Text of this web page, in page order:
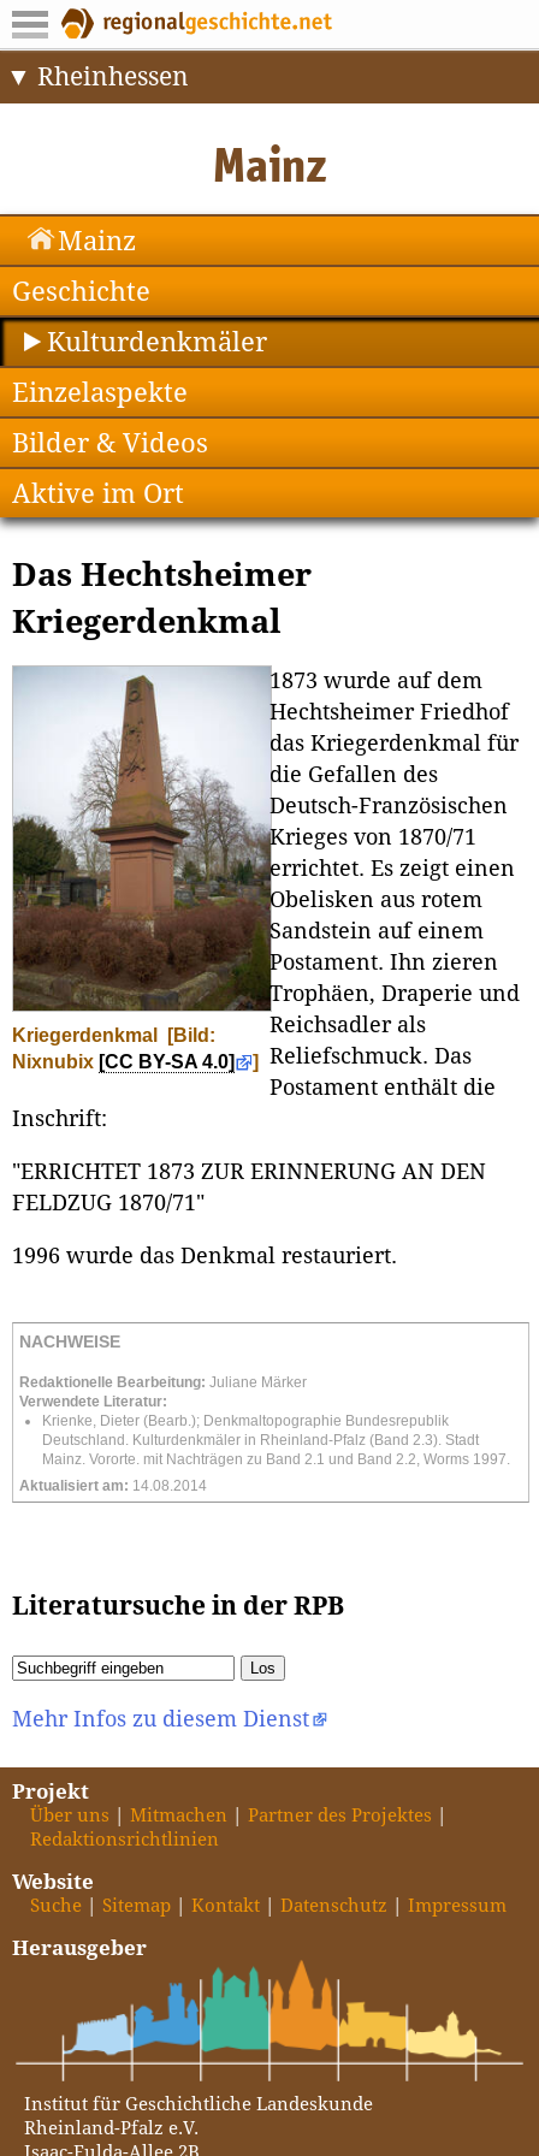
Rheinhessen
Mainz
Geschichte
Kulturdenkmäler
Einzelaspekte
Bilder & Videos
Aktive im Ort
Das Hechtsheimer
Kriegerdenkmal
Kriegerdenkmal
[Bild:
Nixnubix [CC BY-SA 4.0] ]
1873 wurde auf dem
Hechtsheimer Friedhof
das Kriegerdenkmal für
die Gefallen des
Deutsch-Französischen
Krieges von 1870/71
errichtet. Es zeigt einen
Obelisken aus rotem
Sandstein auf einem
Postament. Ihn zieren
Trophäen, Draperie und
Reichsadler als
Reliefschmuck. Das
Postament enthält die
Inschrift:
"ERRICHTET 1873 ZUR ERINNERUNG AN DEN
FELDZUG 1870/71"
1996 wurde das Denkmal restauriert.
NACHWEISE
Redaktionelle Bearbeitung: Juliane Märker
Verwendete Literatur:
Krienke, Dieter (Bearb.); Denkmaltopographie Bundesrepublik
Deutschland. Kulturdenkmäler in Rheinland-Pfalz (Band 2.3). Stadt
Mainz. Vororte. mit Nachträgen zu Band 2.1 und Band 2.2, Worms 1997.
Aktualisiert am: 14.08.2014
Literatursuche in der RPB
Mehr Infos zu diesem Dienst
Projekt
Über uns Mitmachen
Partner des Projektes
Redaktionsrichtlinien
Website
Suche Sitemap Kontakt Datenschutz Impressum
Herausgeber
Institut für Geschichtliche Landeskunde
Rheinland-Pfalz e.V.
Isaac-Fulda-Allee 2B